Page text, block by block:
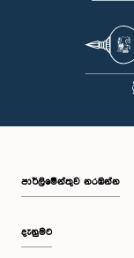
පාර්ලි‌මේන්තුව නරඹන්න
දැනුමට